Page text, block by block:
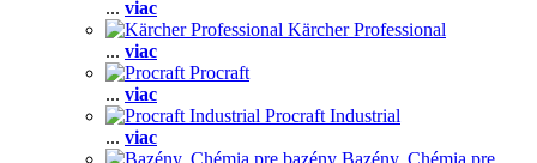
... viac
Kärcher Professional
... viac
Procraft
... viac
Procraft Industrial
... viac
Bazény, Chémia pre